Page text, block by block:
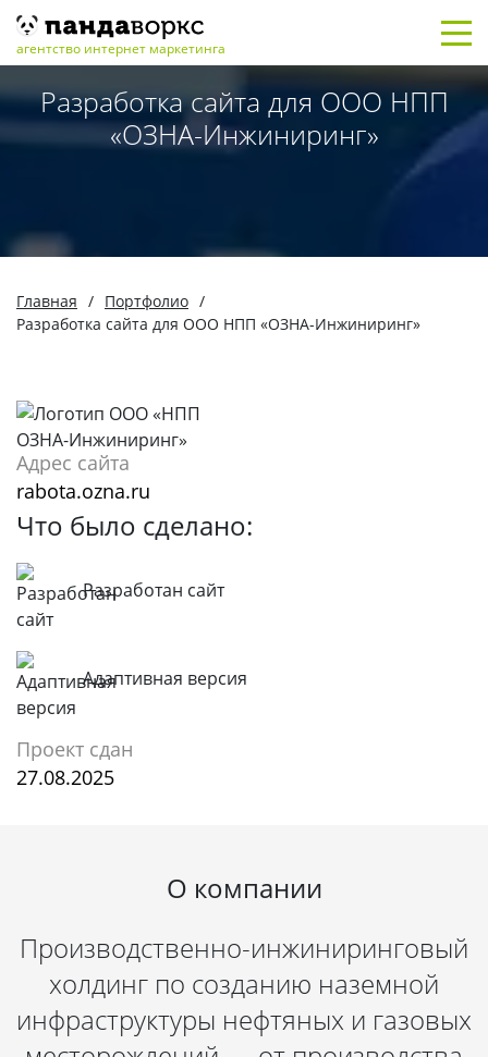
агентство интернет маркетинга
Разработка сайта для ООО НПП
«ОЗНА-Инжиниринг»
Главная / Портфолио /
Разработка сайта для ООО НПП «ОЗНА-Инжиниринг»
Адрес сайта
rabota.ozna.ru
Что было сделано:
Разработан сайт
Адаптивная версия
Проект сдан
27.08.2025
О компании
Производственно-инжиниринговый
холдинг по созданию наземной
инфраструктуры нефтяных и газовых